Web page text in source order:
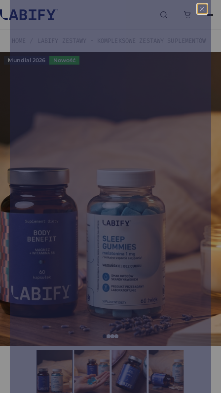
0
HOME LABIFY ZESTAWY - KOMPLEKSOWE ZESTAWY SUPLEMENTÓW
Mundial 2026 Nowość